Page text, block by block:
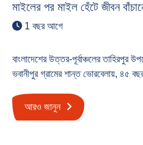
মাইলের পর মাইল হেঁটে জীবন
1 বছর আগে
বাংলাদেশের উত্তর-পূর্বাঞ্চলের তাহিরপুর
ভবানীপুর গ্রামের শান্ত ভোরবেলায়, ৪৫
আরও জানুন